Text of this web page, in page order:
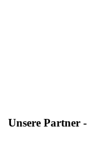
Unsere Partner